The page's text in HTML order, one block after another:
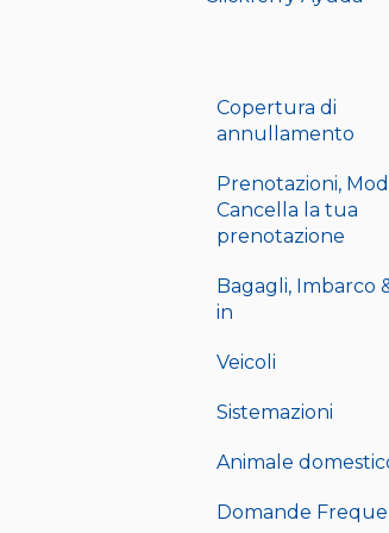
Copertura di
annullamento
Prenotazioni,
Cancella la tua
prenotazione
Bagagli, Imbarco
in
Veicoli
Sistemazioni
Animale
Domande